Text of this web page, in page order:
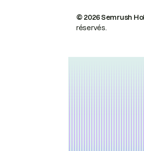
© 2026 Semrush
réservés.